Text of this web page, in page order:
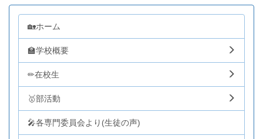
🏡ホーム
🏫学校概要
✏在校生
🥇部活動
🎤各専門委員会より(生徒の声)